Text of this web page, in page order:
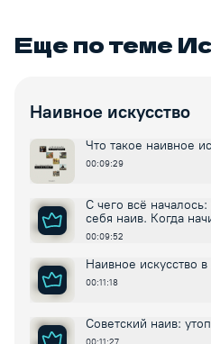
Еще по теме
Наивное искусство
Что такое наивное
00:09:29
С чего всё
себя наив. Когда
00:09:52
Наивное искусство
00:11:18
Советский наив: